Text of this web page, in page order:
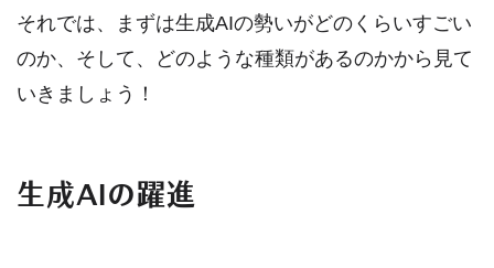
それでは、まずは生成AIの勢いがどのくらいすごい
のか、そして、どのような種類があるのかから見て
いきましょう！
生成AIの躍進